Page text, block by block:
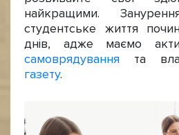
найкращими.
студентське життя
днів, адже маємо
самоврядування та
газету.